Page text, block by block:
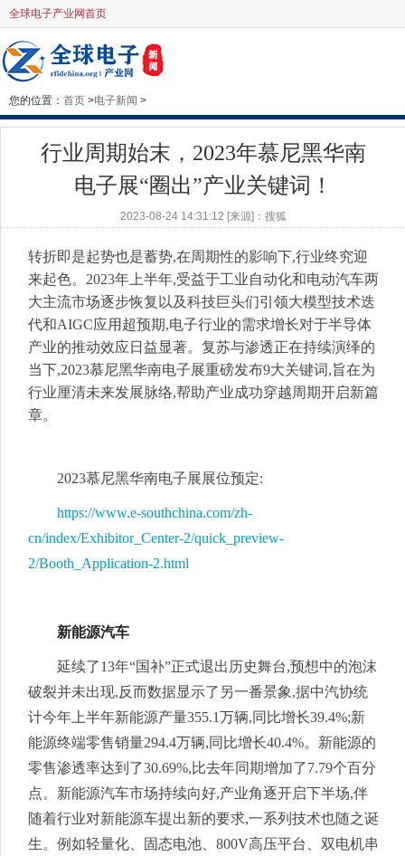
全球电子产业网首页
您的位置： 首页 >电子新闻 >
行业周期始末，2023年慕尼黑华南
电子展“圈出”产业关键词！
2023-08-24 14:31:12 [来源]：搜狐
转折即是起势也是蓄势,在周期性的影响下,行业终究迎
来起色。2023年上半年,受益于工业自动化和电动汽车两
大主流市场逐步恢复以及科技巨头们引领大模型技术迭
代和AIGC应用超预期,电子行业的需求增长对于半导体
产业的推动效应日益显著。复苏与渗透正在持续演绎的
当下,2023慕尼黑华南电子展重磅发布9大关键词,旨在为
行业厘清未来发展脉络,帮助产业成功穿越周期开启新篇
章。
2023慕尼黑华南电子展展位预定:
https://www.e-southchina.com/zh-
cn/index/Exhibitor_Center-2/quick_preview-
2/Booth_Application-2.html
新能源汽车
延续了13年“国补”正式退出历史舞台,预想中的泡沫
破裂并未出现,反而数据显示了另一番景象,据中汽协统
计今年上半年新能源产量355.1万辆,同比增长39.4%;新
能源终端零售销量294.4万辆,同比增长40.4%。新能源的
零售渗透率达到了30.69%,比去年同期增加了7.79个百分
点。新能源汽车市场持续向好,产业角逐开启下半场,伴
随着行业对新能源车提出新的要求,一系列技术也随之诞
生。例如轻量化、固态电池、800V高压平台、双电机串